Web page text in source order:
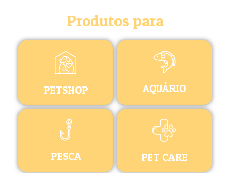
Produtos para
PETSHOP AQUÁRIO
PESCA PET CARE